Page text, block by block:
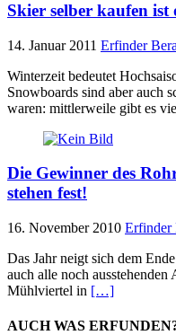
Skier selber kaufen
14. Januar 2011 Erfinder
Winterzeit bedeutet
Snowboards sind aber auch
waren: mittlerweile gibt es
Die Gewinner des
stehen fest!
16. November 2010 Erfinder
Das Jahr neigt sich dem
auch alle noch
Mühlviertel in […]
AUCH WAS